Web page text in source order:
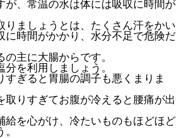
が、常温の水は体には吸収に時間が
りましょうとは、たくさん汗をかい
に時間がかかり、水分不足で危険だ
主に大腸からです。
を利用しましょう。
すぎると胃腸の調子も悪くまりま
取りすぎてお腹が冷えると腰痛が出
給を心がけ、冷たいものもほどほど